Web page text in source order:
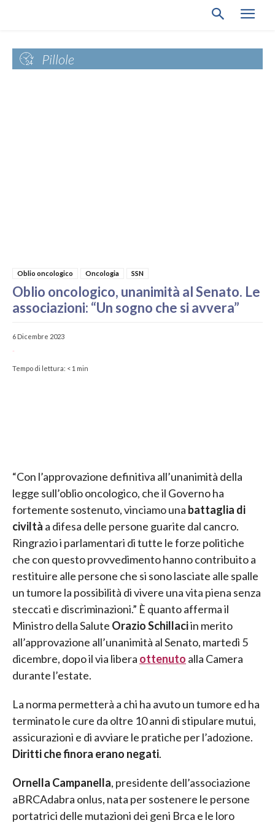
Pillole
Oblio oncologico Oncologia SSN
Oblio oncologico, unanimità al Senato. Le
associazioni: “Un sogno che si avvera”
6 Dicembre 2023
-
Tempo di lettura: < 1 min
“Con l’approvazione definitiva all’unanimità della
legge sull’oblio oncologico, che il Governo ha
fortemente sostenuto, vinciamo una battaglia di
civiltà a difesa delle persone guarite dal cancro.
Ringrazio i parlamentari di tutte le forze politiche
che con questo provvedimento hanno contribuito a
restituire alle persone che si sono lasciate alle spalle
un tumore la possibilità di vivere una vita piena senza
steccati e discriminazioni.” È quanto afferma il
Ministro della Salute Orazio Schillaciin merito
all’approvazione all’unanimità al Senato, martedì 5
dicembre, dopo il via libera ottenuto alla Camera
durante l’estate.
La norma permetterà a chi ha avuto un tumore ed ha
terminato le cure da oltre 10 anni di stipulare mutui,
assicurazioni e di avviare le pratiche per l’adozione.
Diritti che finora erano negati.
Ornella Campanella, presidente dell’associazione
aBRCAdabra onlus, nata per sostenere le persone
portatrici delle mutazioni dei geni Brca e le loro